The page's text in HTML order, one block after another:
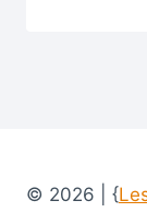
© 2026 | {